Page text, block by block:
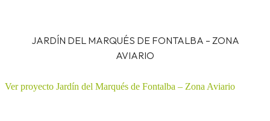
JARDÍN DEL MARQUÉS DE FONTALBA – ZONA
AVIARIO
Ver proyecto Jardín del Marqués de Fontalba – Zona Aviario